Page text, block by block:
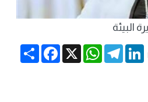
البيئة
Share
Facebook X
WhatsApp
TelegramLinkedIn